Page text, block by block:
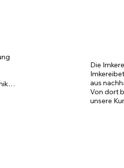
Die
aus
Von dort
unsere